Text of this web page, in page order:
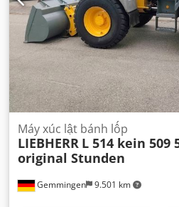
Gemmingen 9.501 km
Máy xúc lật bánh lốp
LIEBHERR L 514 kein 509
original Stunden